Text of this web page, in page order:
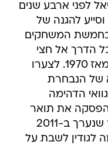
לפני ארבע שנים
להגנה של
בחמשת המשחקים
הדרך אל חצי
הגמר, לראשונה עבור הנבחרת מאז 1970. לצערו
של הנבחרת
הדהימה
אחרי 16 שנות הפסקה את תואר
אלופת הקופה אמריקה בטורניר שנערך ב-2011
לגודין לשבת על